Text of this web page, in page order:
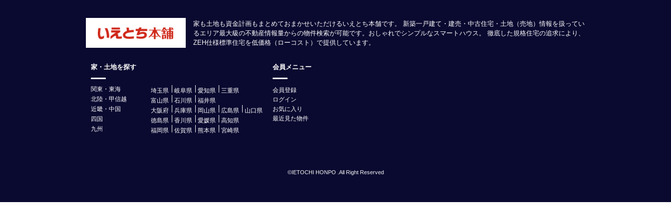
家も土地も資金計画もまとめておまかせいただけるいえとち本舗です。 新築一戸建て・建売・中古住宅・土地（売地）情報を扱ってい
るエリア最大級の不動産情報量からの物件検索が可能です。おしゃれでシンプルなスマートハウス。 徹底した規格住宅の追求により、
ZEH仕様標準住宅を低価格（ローコスト）で提供しています。
家・土地を探す
関東・東海 埼玉県 岐阜県 愛知県
三重県
北陸・甲信越
富山県 石川県
福井県
近畿・中国
大阪府 兵庫県 岡山県 広島県
山口県
四国
徳島県 香川県 愛媛県
高知県
九州
福岡県 佐賀県 熊本県 宮崎県
会員メニュー
会員登録
ログイン
お気に入り
最近見た物件
©IETOCHI HONPO .All Right Reserved